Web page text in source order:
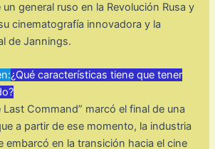
general ruso en la Revolución Rusa y
cinematografía innovadora y la
de Jannings.
¿Qué características tiene que tener
Last Command” marcó el final de una
a partir de ese momento, la industria
embarcó en la transición hacia el cine